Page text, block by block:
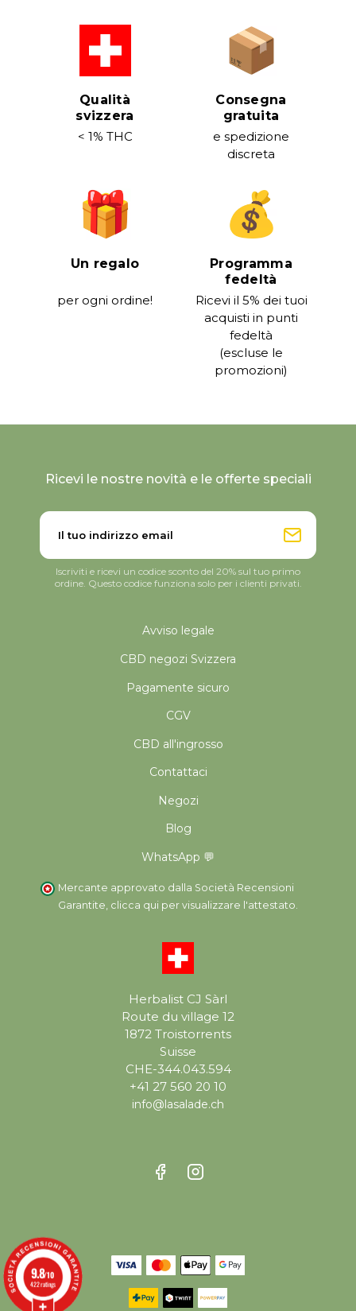
Qualità
svizzera
< 1% THC
Consegna
gratuita
e spedizione
discreta
Un regalo
per ogni ordine!
Programma
fedeltà
Ricevi il 5% dei tuoi
acquisti in punti
fedeltà
(escluse le
promozioni)
Herbalist CJ Sàrl
Route du village 12
1872 Troistorrents
Suisse
CHE-344.043.594
+41 27 560 20 10
info@lasalade.ch
Avviso legale
CBD negozi Svizzera
Pagamente sicuro
CGV
CBD all'ingrosso
Contattaci
Negozi
Blog
WhatsApp 💬
Mercante approvato dalla Società Recensioni
Garantite, clicca qui per visualizzare l'attestato
Ricevi le nostre novità e le offerte speciali
Iscriviti e ricevi un codice sconto del 20% sul tuo primo
ordine. Questo codice funziona solo per i clienti privati.
9.8/10
422 ratings